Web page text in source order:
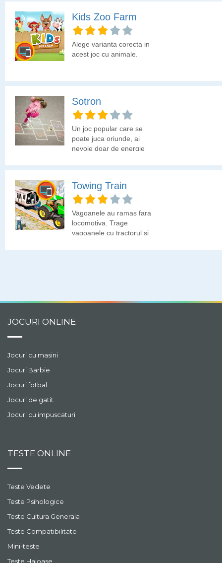
Kids Zoo Farm
Alege varianta corecta in
acest joc cu animale.
Sotron
Un joc popular care se
poate juca oriunde, ai
nevoie doar de energie
Towing Train
Vagoanele au ramas fara
locomotiva. Trage
vagoanele cu tractorul si
JOCURI ONLINE
Jocuri cu masini
Jocuri Barbie
Jocuri fotbal
Jocuri de gatit
Jocuri cu impuscaturi
TESTE ONLINE
Teste Vedete
Teste Psihologice
Teste Cultura Generala
Teste Compatibilitate
Mini-teste
Teste Haioase